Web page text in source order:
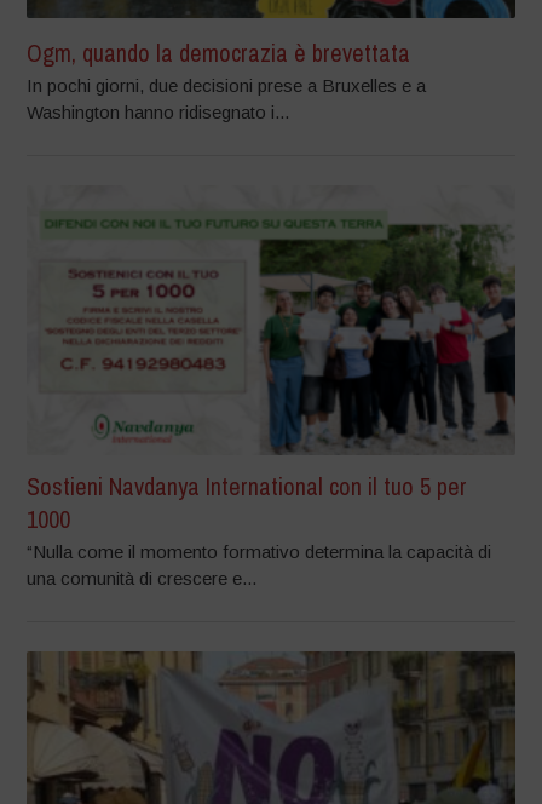
Ogm, quando la democrazia è brevettata
In pochi giorni, due decisioni prese a Bruxelles e a
Washington hanno ridisegnato i...
Sostieni Navdanya International con il tuo 5 per
1000
“Nulla come il momento formativo determina la capacità di
una comunità di crescere e...